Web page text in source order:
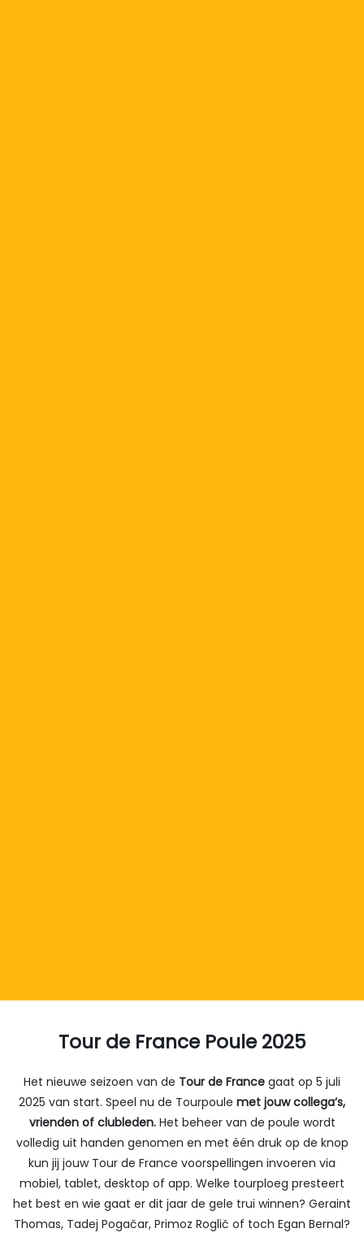
Tour de France Poule 2025
Het nieuwe seizoen van de Tour de France gaat op 5 juli
2025 van start. Speel nu de Tourpoule met jouw collega’s,
vrienden of clubleden.Het beheer van de poule wordt
volledig uit handen genomen en met één druk op de knop
kun jij jouw Tour de France voorspellingen invoeren via
mobiel, tablet, desktop of app. Welke tourploeg presteert
het best en wie gaat er dit jaar de gele trui winnen? Geraint
Thomas, Tadej Pogačar, Primoz Roglič of toch Egan Bernal?